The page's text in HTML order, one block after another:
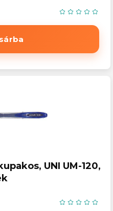
UNI UM-120,